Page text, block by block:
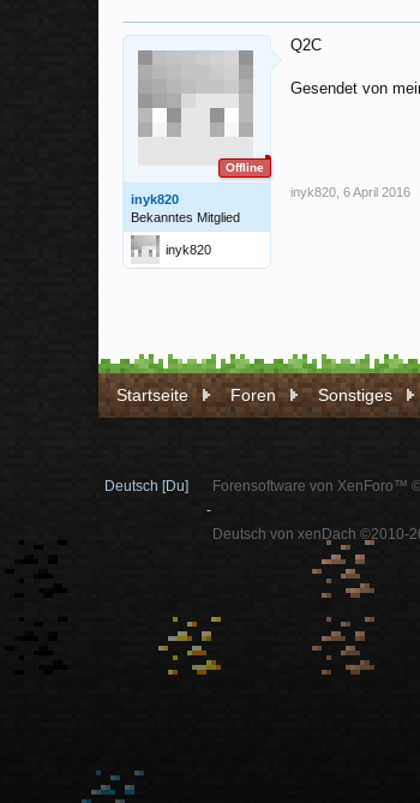
Offline
inyk820
Bekanntes Mitglied
inyk820
Q2C
Gesendet von
inyk820 6 April 2016
Startseite Foren Sonstiges
Deutsch [Du]
Forensoftware von XenForo™
-
Deutsch von xenDach ©2010-